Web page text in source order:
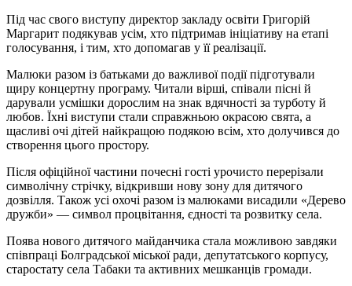
Під час свого виступу директор закладу освіти Григорій
Маргарит подякував усім, хто підтримав ініціативу на етапі
голосування, і тим, хто допомагав у її реалізації.
Малюки разом із батьками до важливої події підготували
щиру концертну програму. Читали вірші, співали пісні й
дарували усмішки дорослим на знак вдячності за турботу й
любов. Їхні виступи стали справжньою окрасою свята, а
щасливі очі дітей найкращою подякою всім, хто долучився до
створення цього простору.
Після офіційної частини почесні гості урочисто перерізали
символічну стрічку, відкривши нову зону для дитячого
дозвілля. Також усі охочі разом із малюками висадили «Дерево
дружби» — символ процвітання, єдності та розвитку села.
Поява нового дитячого майданчика стала можливою завдяки
співпраці Болградської міської ради, депутатського корпусу,
старостату села Табаки та активних мешканців громади.